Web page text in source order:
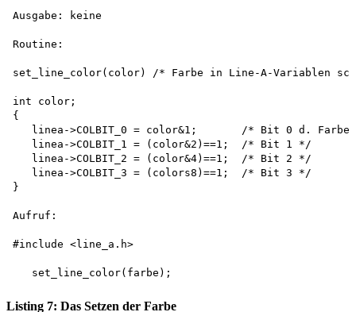
Ausgabe: keine
Routine:
set_line_color(color) /* Farbe in Line-A-Variablen
int color;
{
linea->COLBIT_0 = color&1;       /* Bit 0 d. Farbe
   linea->COLBIT_1 = (color&2)==1;  /* Bit 1 */
   linea->COLBIT_2 = (color&4)==1;  /* Bit 2 */
   linea->COLBIT_3 = (colors8)==1;  /* Bit 3 */
}
Aufruf:
#include <line_a.h>
Listing 7: Das Setzen der Farbe